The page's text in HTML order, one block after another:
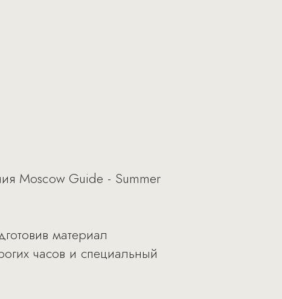
Moscow Guide - Summer
материал
часов и специальный